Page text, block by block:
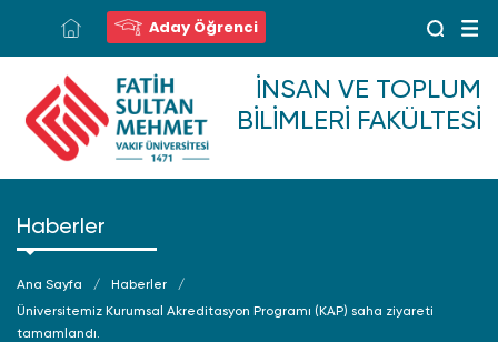
Aday Öğrenci
İNSAN VE TOPLUM
BILIMLERI FAKÜLTESI
Haberler
Ana Sayfa
Haberler
Üniversitemiz Kurumsal Akreditasyon Programı (KAP) saha ziyareti
tamamlandı.